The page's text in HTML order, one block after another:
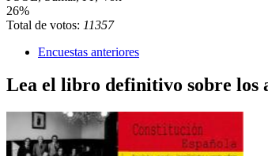
26%
Total de votos: 11357
Encuestas anteriores
Lea el libro definitivo sobre los